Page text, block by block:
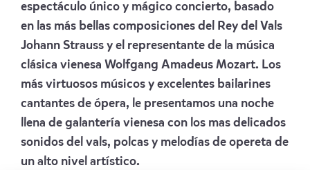
espectáculo único y mágico concierto, basado
en las más bellas composiciones del Rey del Vals
Johann Strauss y el representante de la música
clásica vienesa Wolfgang Amadeus Mozart. Los
más virtuosos músicos y excelentes bailarines
cantantes de ópera, le presentamos una noche
llena de galantería vienesa con los mas delicados
sonidos del vals, polcas y melodías de opereta de
un alto nivel artístico.